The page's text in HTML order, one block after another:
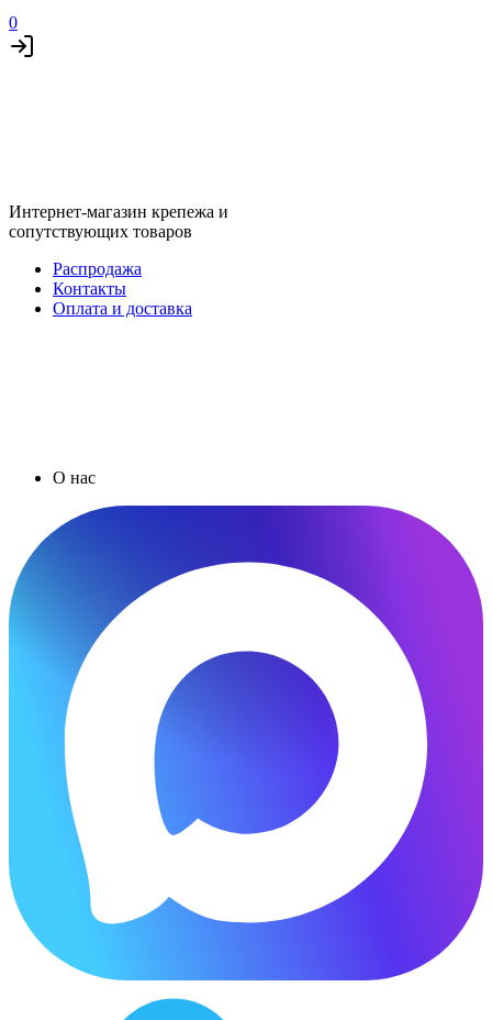
0
Интернет-магазин крепежа и
сопутствующих товаров
Распродажа
Контакты
Оплата и доставка
О нас